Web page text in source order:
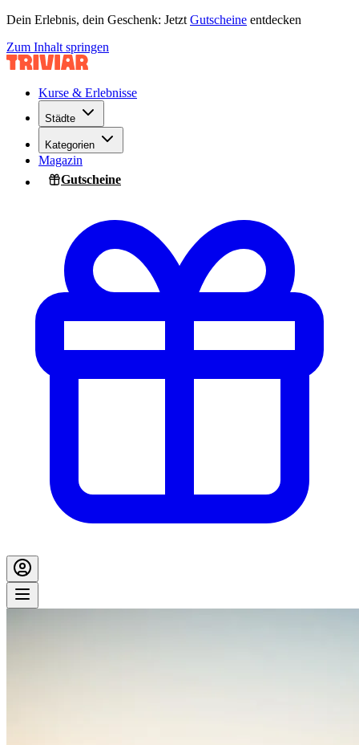
Dein Erlebnis, dein Geschenk: Jetzt Gutscheine entdecken
Zum Inhalt springen
Kurse & Erlebnisse
Städte
Kategorien
Magazin
Gutscheine